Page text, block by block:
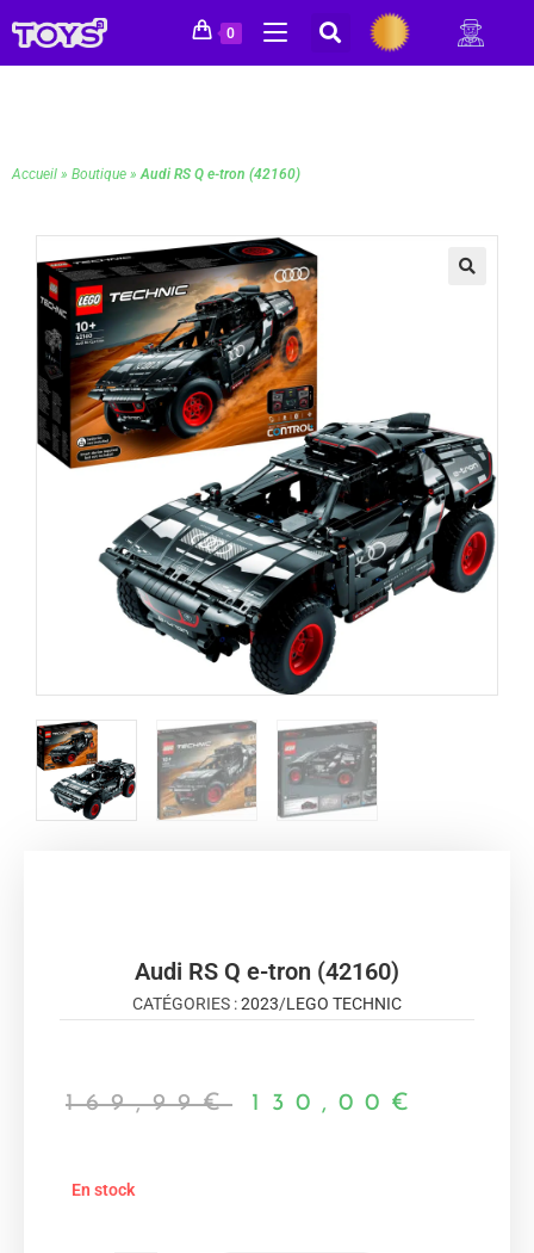
0
Accueil » Boutique »Audi RS Q e-tron (42160)
Audi RS Q e-tron (42160)
CATÉGORIES :2023/LEGO TECHNIC
169,99€ 130,00 €
En stock